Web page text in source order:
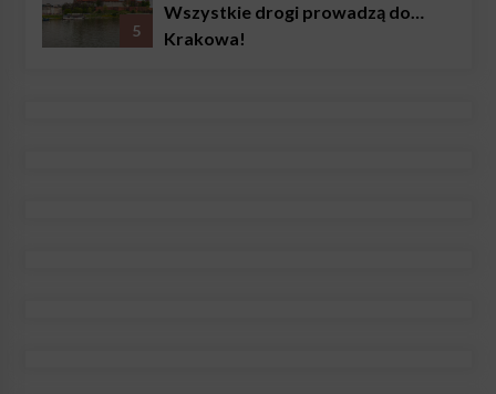
5
Wszystkie drogi prowadzą do…
Krakowa!